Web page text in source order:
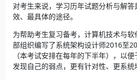
对考生来说，学习历年试题分析与解
效、最具体的途径。
为帮助考生复习备考，计算机技术与
部组织编写了系统架构设计师2016至
（本考试安排在每年的下半年），以便
发现自己的弱点，更有针对性、更系统